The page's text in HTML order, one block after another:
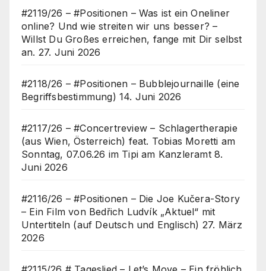
#2119/26 – #Positionen – Was ist ein Oneliner
online? Und wie streiten wir uns besser? –
Willst Du Großes erreichen, fange mit Dir selbst
an. 27. Juni 2026
#2118/26 – #Positionen – Bubblejournaille (eine
Begriffsbestimmung) 14. Juni 2026
#2117/26 – #Concertreview – Schlagertherapie
(aus Wien, Österreich) feat. Tobias Moretti am
Sonntag, 07.06.26 im Tipi am Kanzleramt 8.
Juni 2026
#2116/26 – #Positionen – Die Joe Kučera-Story
– Ein Film von Bedřich Ludvík „Aktuel“ mit
Untertiteln (auf Deutsch und Englisch) 27. März
2026